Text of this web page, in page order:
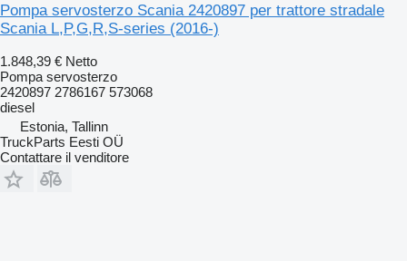
Pompa servosterzo Scania 2420897 per trattore stradale
Scania L,P,G,R,S-series (2016-)
1.848,39 € Netto
Pompa servosterzo
2420897 2786167 573068
diesel
Estonia, Tallinn
TruckParts Eesti OÜ
Contattare il venditore